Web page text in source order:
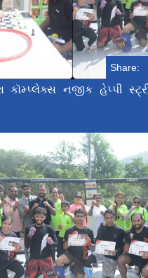
Share:
કૉમ્પ્લેક્સ નજીક હેપ્પી